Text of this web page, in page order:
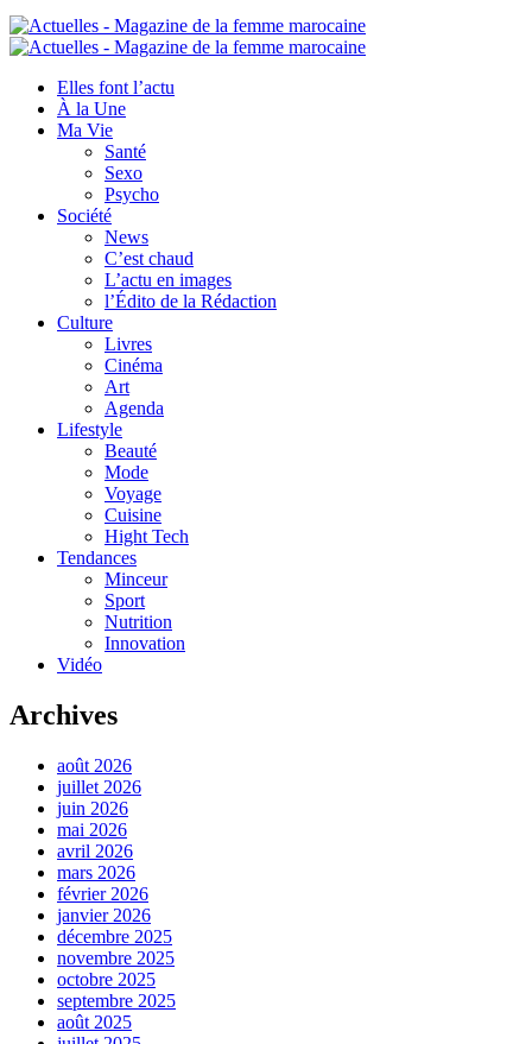
Elles font l’actu
À la Une
Ma Vie
Santé
Sexo
Psycho
Société
News
C’est chaud
L’actu en images
l’Édito de la Rédaction
Culture
Livres
Cinéma
Art
Agenda
Lifestyle
Beauté
Mode
Voyage
Cuisine
Hight Tech
Tendances
Minceur
Sport
Nutrition
Innovation
Vidéo
Archives
août 2026
juillet 2026
juin 2026
mai 2026
avril 2026
mars 2026
février 2026
janvier 2026
décembre 2025
novembre 2025
octobre 2025
septembre 2025
août 2025